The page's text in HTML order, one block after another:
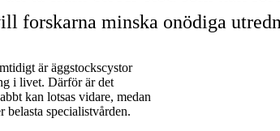
forskarna minska onödiga
är äggstockscystor
i livet. Därför är det
kan lotsas vidare, medan
specialistvården.